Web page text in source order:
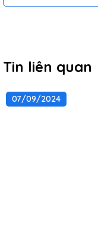
Tin liên quan
07/09/2024